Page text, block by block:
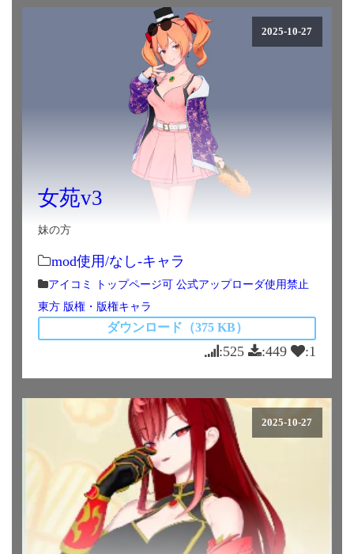
2025-10-27
女苑v3
妹の方
mod使用/なし-キャラ
アイコミ トップページ可 公式アップローダ使用禁止
東方 版権・版権キャラ
ダウンロード（375 KB）
:525 :449 :1
2025-10-27